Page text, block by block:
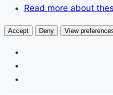
Read more about
Accept Deny View